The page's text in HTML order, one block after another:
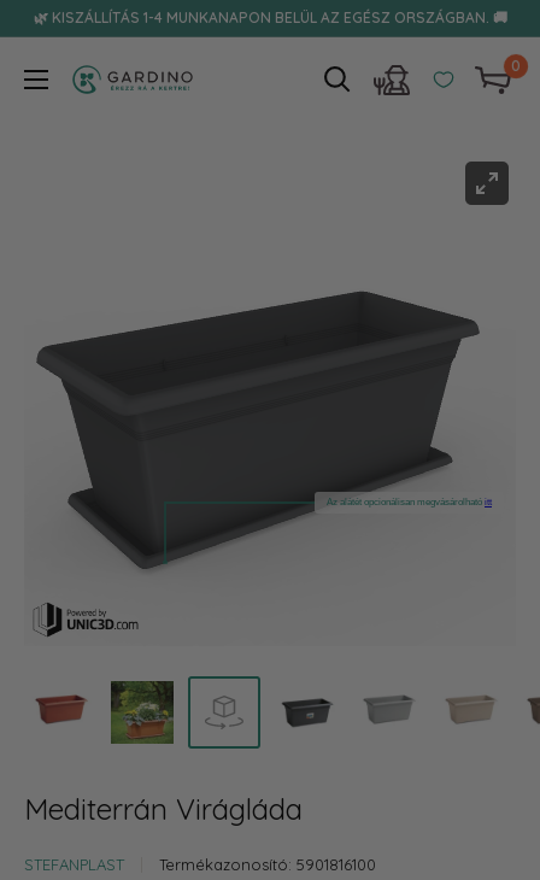
Tovább🌿 KISZÁLLÍTÁS 1-4 MUNKANAPON BELÜL AZ EGÉSZ ORSZÁGBAN. 🚚
Gardino
0
Mediterrán Virágláda
STEFANPLAST Termékazonosító: 5901816100